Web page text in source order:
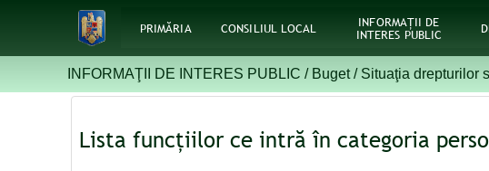
PRIMĂRIA CONSILIUL LOCAL INFORMAŢII DE
INTERES PUBLIC
INFORMAŢII DE INTERES PUBLIC / Buget/ Situaţia drepturilor
Lista funcțiilor ce intră în categoria